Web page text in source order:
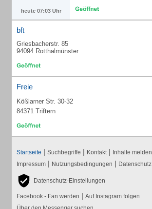
heute 07:03 Uhr
bft
Griesbacherstr. 85
94094 Rotthalmünster
Freie
Kößlarner Str. 30-32
84371 Triftern
Startseite | Suchbegriffe | Kontakt | Inhalte melden
Impressum | Nutzungsbedingungen | Datenschutz
Datenschutz-Einstellungen
Facebook - Fan werden | Auf Instagram folgen